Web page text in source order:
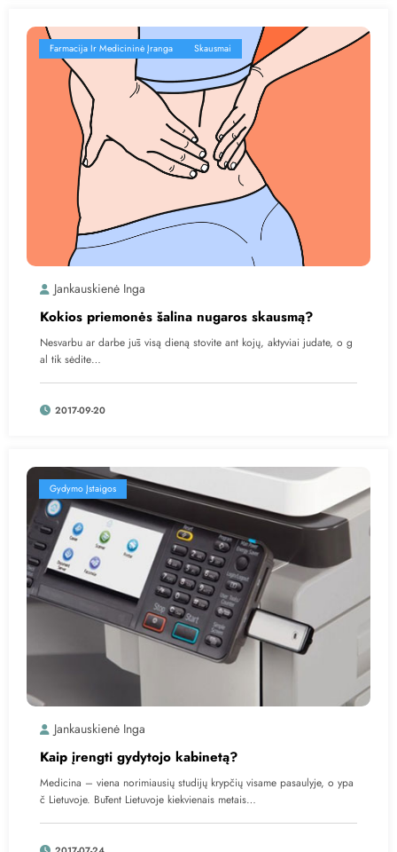
Farmacija Ir Medicininė Įranga Skausmai
Jankauskienė Inga
Kokios priemonės šalina nugaros skausmą?
Nesvarbu ar darbe jūs visą dieną stovite ant kojų, aktyviai judate, o g
al tik sėdite…
2017-09-20
Gydymo Įstaigos
Jankauskienė Inga
Kaip įrengti gydytojo kabinetą?
Medicina – viena norimiausių studijų krypčių visame pasaulyje, o ypa
č Lietuvoje. Būtent Lietuvoje kiekvienais metais…